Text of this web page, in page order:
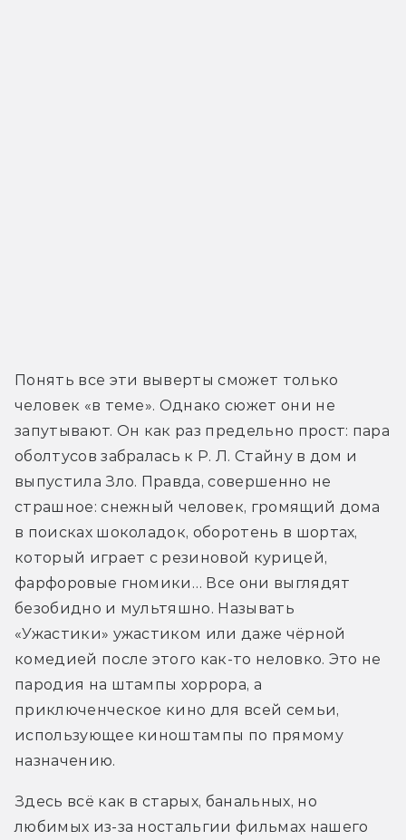
Понять все эти выверты сможет только
человек «в теме». Однако сюжет они не
запутывают. Он как раз предельно прост: пара
оболтусов забралась к Р. Л. Стайну в дом и
выпустила Зло. Правда, совершенно не
страшное: снежный человек, громящий дома
в поисках шоколадок, оборотень в шортах,
который играет с резиновой курицей,
фарфоровые гномики… Все они выглядят
безобидно и мультяшно. Называть
«Ужастики» ужастиком или даже чёрной
комедией после этого как-то неловко. Это не
пародия на штампы хоррора, а
приключенческое кино для всей семьи,
использующее киноштампы по прямому
назначению.
Здесь всё как в старых, банальных, но
любимых из-за ностальгии фильмах нашего